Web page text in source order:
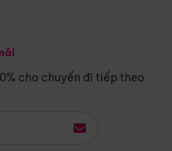
cho chuyến đi tiếp theo